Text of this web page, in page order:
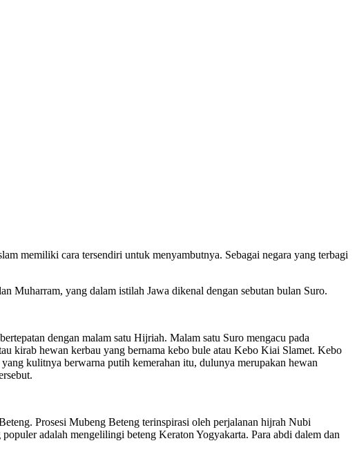
memiliki cara tersendiri untuk menyambutnya. Sebagai negara yang terbagi
Muharram, yang dalam istilah Jawa dikenal dengan sebutan bulan Suro.
dengan malam satu Hijriah. Malam satu Suro mengacu pada
kirab hewan kerbau yang bernama kebo bule atau Kebo Kiai Slamet. Kebo
kulitnya berwarna putih kemerahan itu, dulunya merupakan hewan
Prosesi Mubeng Beteng terinspirasi oleh perjalanan hijrah Nubi
adalah mengelilingi beteng Keraton Yogyakarta. Para abdi dalem dan